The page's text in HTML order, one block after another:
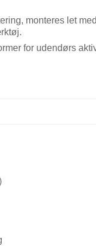
monteres let
for udendørs